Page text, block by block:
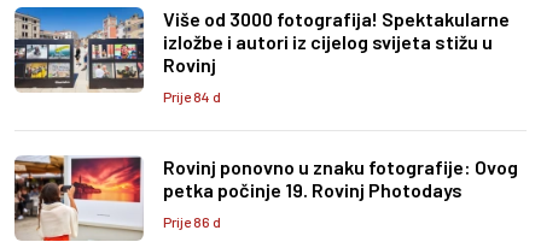
Više od 3000 fotografija! Spektakularne
izložbe i autori iz cijelog svijeta stižu u
Rovinj
Prije 84 d
Rovinj ponovno u znaku fotografije: Ovog
petka počinje 19. Rovinj Photodays
Prije 86 d